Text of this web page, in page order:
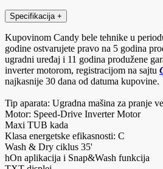
Specifikacija +
Kupovinom Candy bele tehnike u
godine ostvarujete pravo na 5 godina
ugradni uređaj i 11 godina produžene
inverter motorom, registracijom na sajtu
najkasnije 30 dana od datuma kupovine.
Tip aparata: Ugradna mašina za pranje
Motor: Speed-Drive Inverter Motor
Maxi TUB kada
Klasa energetske efikasnosti: C
Wash & Dry ciklus 35'
hOn aplikacija i Snap&Wash funkcija